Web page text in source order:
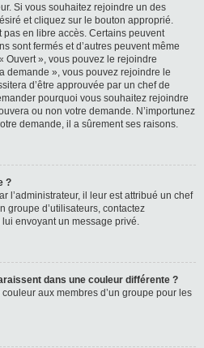
Si vous souhaitez rejoindre un des
et cliquez sur le bouton approprié.
en libre accès. Certains peuvent
sont fermés et d’autres peuvent même
Ouvert », vous pouvez le rejoindre
demande », vous pouvez rejoindre le
d’être approuvée par un chef de
pourquoi vous souhaitez rejoindre
ou non votre demande. N’importunez
demande, il a sûrement ses raisons.
?
l’administrateur, il leur est attribué un chef
groupe d’utilisateurs, contactez
envoyant un message privé.
dans une couleur différente ?
aux membres d’un groupe pour les